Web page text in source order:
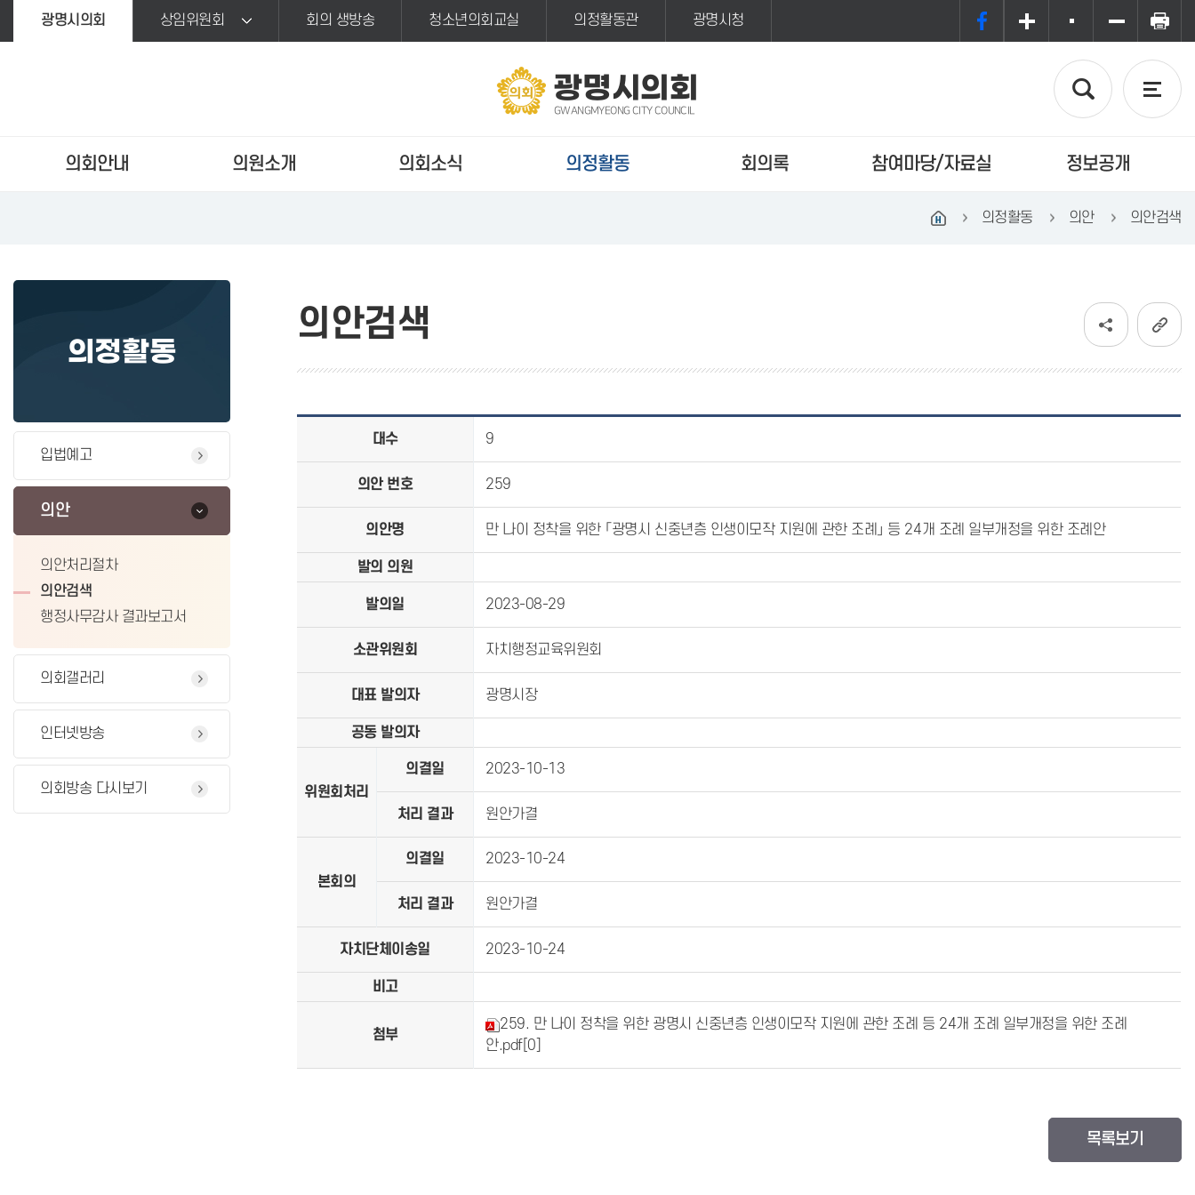
광명시의회 상임위원회 회의 생방송 청소년의회교실 의정활동관 광명시청
광명시의회
GWANGMYEONG CITY COUNCIL
의회안내 의원소개 의회소식 의정활동 회의록 참여마당/자료실 정보공개
의정활동 의안 의안검색
의정활동
입법예고
의안
의안처리절차
의안검색
행정사무감사 결과보고서
의회갤러리
인터넷방송
의회방송 다시보기
의안검색
대수 9
의안 번호 259
의안명 만 나이 정착을 위한 「광명시 신중년층 인생이모작 지원에 관한 조례」 등 24개 조례 일부개정을 위한 조례안
발의 의원
발의일 2023-08-29
소관위원회 자치행정교육위원회
대표 발의자 광명시장
공동 발의자
위원회처리
의결일 2023-10-13
처리 결과 원안가결
본회의
의결일 2023-10-24
처리 결과 원안가결
자치단체이송일 2023-10-24
비고
첨부
259. 만 나이 정착을 위한 광명시 신중년층 인생이모작 지원에 관한 조례 등 24개 조례 일부개정을 위한 조례
안.pdf[0]
목록보기